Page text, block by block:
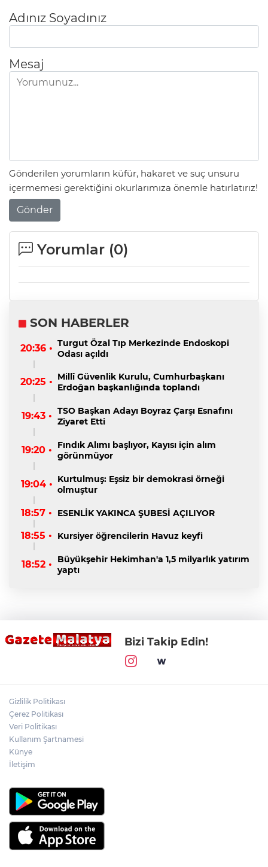
Adınız Soyadınız
Mesaj
Gönderilen yorumların küfür, hakaret ve suç unsuru
içermemesi gerektiğini okurlarımıza önemle hatırlatırız!
Gönder
Yorumlar (0)
SON HABERLER
20:36 • Turgut Özal Tıp Merkezinde Endoskopi
Odası açıldı
20:25 • Millî Güvenlik Kurulu, Cumhurbaşkanı
Erdoğan başkanlığında toplandı
19:43 • TSO Başkan Adayı Boyraz Çarşı Esnafını
Ziyaret Etti
19:20 •
Fındık Alımı başlıyor, Kayısı için alım
görünmüyor
19:04 • Kurtulmuş: Eşsiz bir demokrasi örneği
olmuştur
18:57 • ESENLİK YAKINCA ŞUBESİ AÇILIYOR
18:55 • Kursiyer öğrencilerin Havuz keyfi
18:52 •
Büyükşehir Hekimhan'a 1,5 milyarlık yatırım
yaptı
Bizi Takip Edin!
Gizlilik Politikası
Çerez Politikası
Veri Politikası
Kullanım Şartnamesi
Künye
İletişim